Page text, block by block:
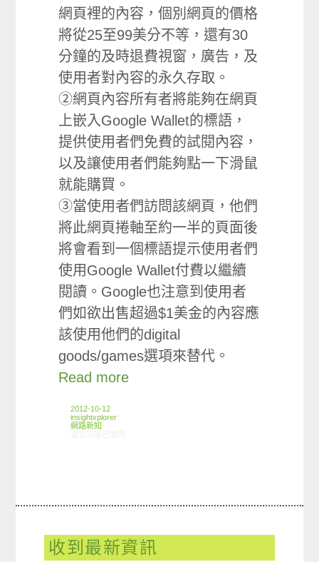
網頁裡的內容，個別網頁的價格
將從25至99美分不等，還有30
分鐘的及時退費視窗，廣告，及
使用者對內容的永久存取。
②網頁內容所有者將能夠在網頁
上嵌入Google Wallet的標語，
提供使用者們免費的試閱內容，
以及讓使用者們能夠點一下滑鼠
就能購買。
③當使用者們訪問該網頁，他們
將此網頁捲軸至約一半的頁面後
將會看到一個標語提示使用者們
使用Google Wallet付費以繼續
閱讀。Google也注意到使用者
們如欲出售超過$1美金的內容應
該使用他們的digital
goods/games選項來替代。
Read more
2012-10-12
insightxplorer
網路新知
收到最新資訊